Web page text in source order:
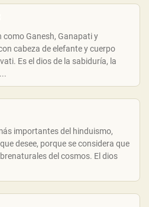
Ganesh, Ganapati y
cabeza de elefante y cuerpo
Es el dios de la sabiduría, la
importantes del hinduismo,
desee, porque se considera que
del cosmos. El dios